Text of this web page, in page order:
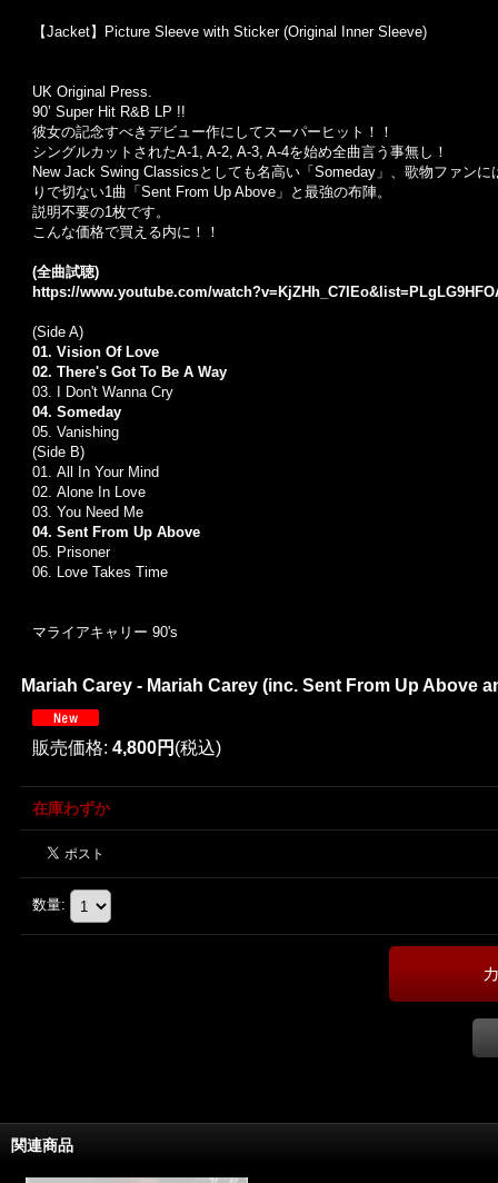
【Jacket】Picture Sleeve with Sticker (Original Inner Sleeve)
UK Original Press.
90’ Super Hit R&B LP !!
彼女の記念すべきデビュー作にしてスーパーヒット！！
シングルカットされたA-1, A-2, A-3, A-4を始め全曲言う事無し！
New Jack Swing Classicsとしても名高い「Someday」、歌物ファン
りで切ない1曲「Sent From Up Above」と最強の布陣。
説明不要の1枚です。
こんな価格で買える内に！！
(全曲試聴)
https://www.youtube.com/
(Side A)
01. Vision Of Love
02. There's Got To Be A Way
03.
I Don't Wanna Cry
04. Someday
05. Vanishing
(Side B)
01. All In Your Mind
02. Alone In Love
03. You Need Me
04. Sent From Up Above
05. Prisoner
06. Love Takes Time
マライアキャリー 90's
Mariah Carey - Mariah Carey (inc. Sent From Up Above
販売価格: 4,800円 (税込)
在庫わずか
数量:
関連商品